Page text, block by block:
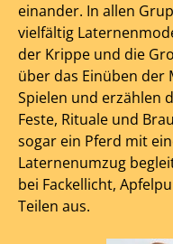
einander. In allen
vielfältig
der Krippe und die
über das Einüben
Spielen und erzählen
Feste, Rituale und
sogar ein Pferd mit
Laternenumzug
bei Fackellicht,
Teilen aus.